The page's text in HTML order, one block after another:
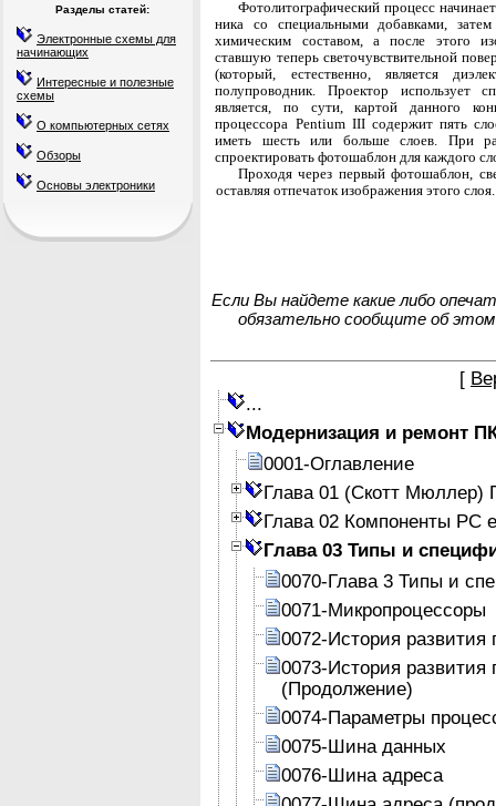
Разделы статей:
Электронные схемы для
начинающих
Интересные и полезные
схемы
О компьютерных сетях
Обзоры
Основы электроники
Фотолитографический процесс
ника со специальными добавками,
химиче­ским составом, а после этого
ставшую теперь светочувствительной
(который, есте­ственно, является
полупроводник. Про­ектор использует
является, по сути, картой данного
процессора Pentium III содержит пять
иметь шесть или больше слоев. При
спроектировать фотошаблон для каждого
Проходя через первый фотошаблон,
оставляя отпечаток изображения этого
Если Вы найдете какие либо
обязательно сообщите об
[
Модернизация и ремонт
0001-Оглавление
Глава 01 (Скотт Мюллер)
Глава 02 Компоненты PC
Глава 03 Типы и
0070-Глава 3 Типы и
0071-Микропроцессоры
0072-История развития
0073-История развития
(Продолжение)
0074-Параметры
0075-Шина данных
0076-Шина адреса